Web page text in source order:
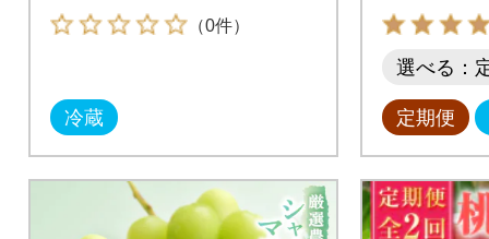
（0件）
冷蔵
選べる：
定期便